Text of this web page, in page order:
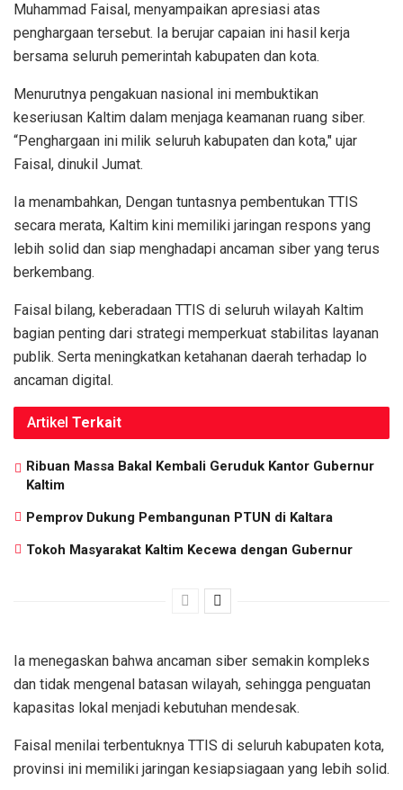
Muhammad Faisal, menyampaikan apresiasi atas
penghargaan tersebut. Ia berujar capaian ini hasil kerja
bersama seluruh pemerintah kabupaten dan kota.
Menurutnya pengakuan nasional ini membuktikan
keseriusan Kaltim dalam menjaga keamanan ruang siber.
“Penghargaan ini milik seluruh kabupaten dan kota," ujar
Faisal, dinukil Jumat.
Ia menambahkan, Dengan tuntasnya pembentukan TTIS
secara merata, Kaltim kini memiliki jaringan respons yang
lebih solid dan siap menghadapi ancaman siber yang terus
berkembang.
Faisal bilang, keberadaan TTIS di seluruh wilayah Kaltim
bagian penting dari strategi memperkuat stabilitas layanan
publik. Serta meningkatkan ketahanan daerah terhadap lo
ancaman digital.
Artikel Terkait
Ribuan Massa Bakal Kembali Geruduk Kantor Gubernur
Kaltim
Pemprov Dukung Pembangunan PTUN di Kaltara
Tokoh Masyarakat Kaltim Kecewa dengan Gubernur
Ia menegaskan bahwa ancaman siber semakin kompleks
dan tidak mengenal batasan wilayah, sehingga penguatan
kapasitas lokal menjadi kebutuhan mendesak.
Faisal menilai terbentuknya TTIS di seluruh kabupaten kota,
provinsi ini memiliki jaringan kesiapsiagaan yang lebih solid.